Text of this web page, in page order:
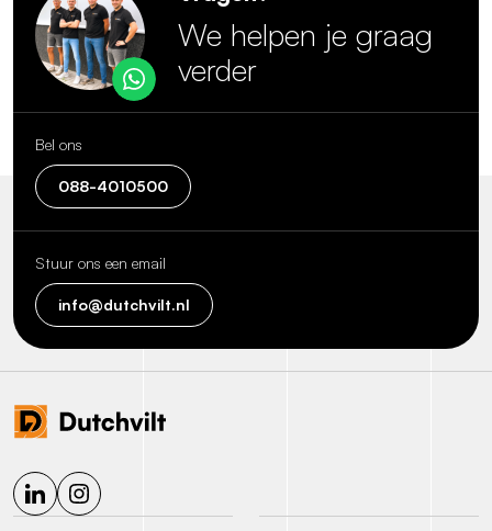
We helpen je graag
verder
Bel ons
088-4010500
Stuur ons een email
info@dutchvilt.nl